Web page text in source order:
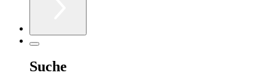
Suche